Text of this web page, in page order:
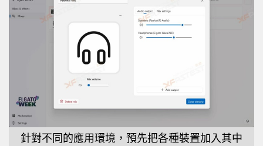
針對不同的應用環境，預先把各種裝置加入其中